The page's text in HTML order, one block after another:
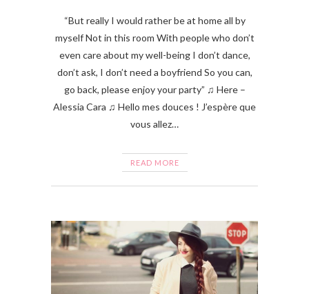
“But really I would rather be at home all by
myself Not in this room With people who don’t
even care about my well-being I don’t dance,
don’t ask, I don’t need a boyfriend So you can,
go back, please enjoy your party” ♫ Here –
Alessia Cara ♫ Hello mes douces ! J’espère que
vous allez…
READ MORE